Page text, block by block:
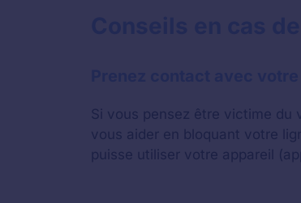
Si vous pensez être victime du
vous aider en bloquant votre
puisse utiliser votre appareil